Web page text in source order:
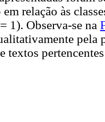
relação às
1). Observa-se na
pela
textos